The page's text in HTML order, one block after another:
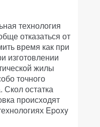
технология
отказаться от
время как при
изготовлении
жилы
точного
Скол остатка
происходят
Epoxy